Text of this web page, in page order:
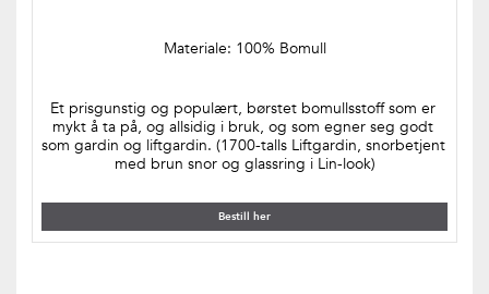
Materiale: 100% Bomull
Et prisgunstig og populært, børstet bomullsstoff som er
mykt å ta på, og allsidig i bruk, og som egner seg godt
som gardin og liftgardin. (1700-talls Liftgardin, snorbetjent
med brun snor og glassring i Lin-look)
Bestill her